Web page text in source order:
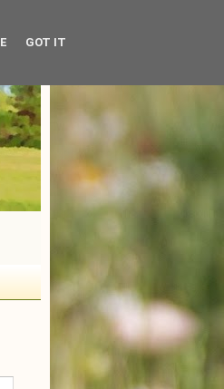
GOT IT